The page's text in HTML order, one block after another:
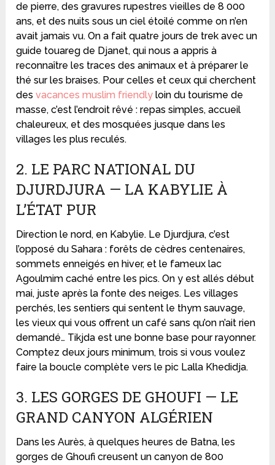
de pierre, des gravures rupestres vieilles de 8 000
ans, et des nuits sous un ciel étoilé comme on n’en
avait jamais vu. On a fait quatre jours de trek avec un
guide touareg de Djanet, qui nous a appris à
reconnaître les traces des animaux et à préparer le
thé sur les braises. Pour celles et ceux qui cherchent
desvacances muslim friendly loin du tourisme de
masse, c’est l’endroit rêvé : repas simples, accueil
chaleureux, et des mosquées jusque dans les
villages les plus reculés.
2. LE PARC NATIONAL DU
DJURDJURA — LA KABYLIE À
L’ÉTAT PUR
Direction le nord, en Kabylie. Le Djurdjura, c’est
l’opposé du Sahara : forêts de cèdres centenaires,
sommets enneigés en hiver, et le fameux lac
Agoulmim caché entre les pics. On y est allés début
mai, juste après la fonte des neiges. Les villages
perchés, les sentiers qui sentent le thym sauvage,
les vieux qui vous offrent un café sans qu’on n’ait rien
demandé… Tikjda est une bonne base pour rayonner.
Comptez deux jours minimum, trois si vous voulez
faire la boucle complète vers le pic Lalla Khedidja.
3. LES GORGES DE GHOUFI — LE
GRAND CANYON ALGÉRIEN
Dans les Aurès, à quelques heures de Batna, les
gorges de Ghoufi creusent un canyon de 800